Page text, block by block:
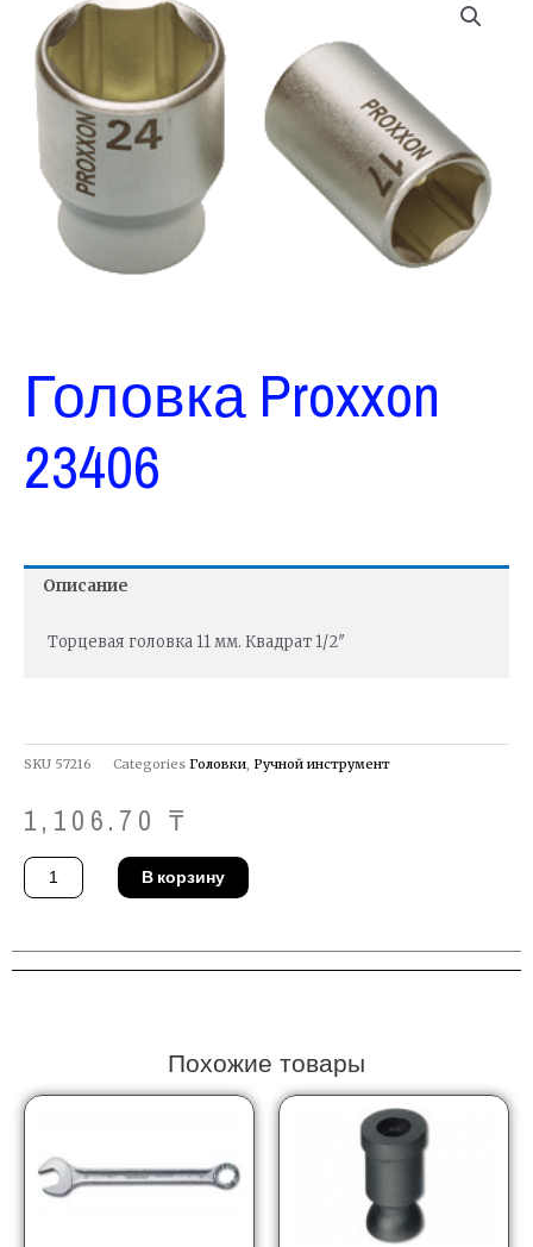
Головка Proxxon
23406
Описание
Торцевая головка 11 мм. Квадрат 1/2″
SKU 57216 Categories Головки, Ручной инструмент
1,106.70 ₸
Количество
товара
Головка
В корзину
Похожие товары